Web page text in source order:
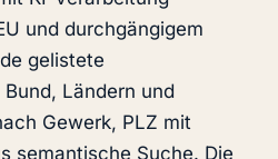
und durchgängigem
gelistete
Ländern und
Gewerk, PLZ mit
semantische Suche. Die